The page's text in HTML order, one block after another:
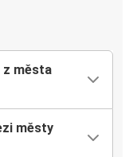
z města
městy